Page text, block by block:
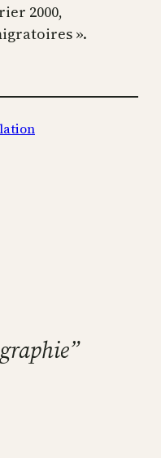
2000,
».